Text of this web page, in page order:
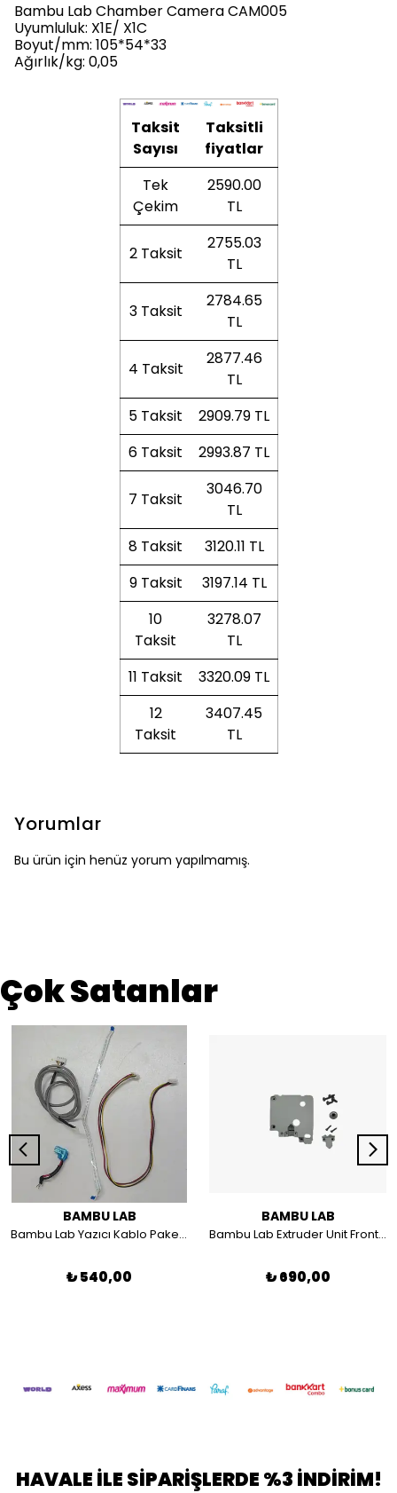
Bambu Lab Chamber Camera CAM005
Uyumluluk: X1E/ X1C
Boyut/mm: 105*54*33
Ağırlık/kg: 0,05
Taksit
Sayısı
Taksitli
fiyatlar
Tek
Çekim
2590.00
TL
2 Taksit
2755.03
TL
3 Taksit
2784.65
TL
4 Taksit
2877.46
TL
5 Taksit
2909.79 TL
6 Taksit
2993.87 TL
7 Taksit
3046.70
TL
8 Taksit
3120.11 TL
9 Taksit
3197.14 TL
10
Taksit
3278.07
TL
11 Taksit
3320.09 TL
12
Taksit
3407.45
TL
Yorumlar
Bu ürün için henüz yorum yapılmamış.
Çok Satanlar
BAMBU LAB
Bambu Lab Yazıcı Kablo Paketi A1 ile uyumlu CAB025
₺ 540,00
BAMBU LAB
Bambu Lab Extruder Unit Front cover FAE019 A1/A1 MİNİ
₺ 690,00
HAVALE İLE SİPARİŞLERDE %3 İNDİRİM!